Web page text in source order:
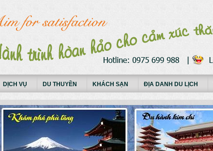
DỊCH VỤ DU THUYỀN KHÁCH SẠN ĐỊA DANH DU LỊCH